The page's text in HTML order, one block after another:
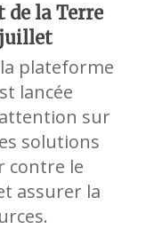
de la Terre
juillet
plateforme
lancée
sur
solutions
contre le
assurer la